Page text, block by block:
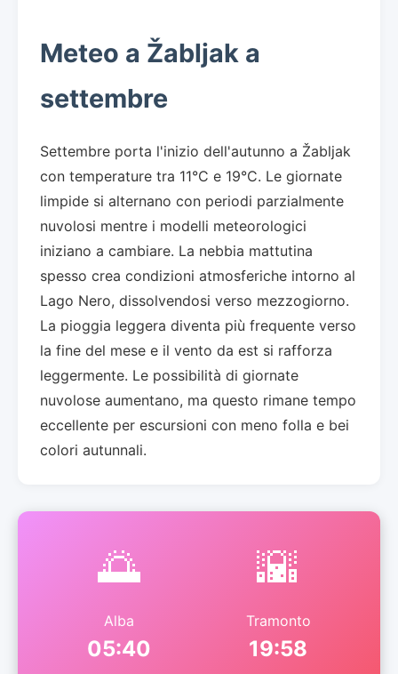
Meteo a Žabljak a
settembre
Settembre porta l'inizio dell'autunno a Žabljak
con temperature tra 11°C e 19°C. Le giornate
limpide si alternano con periodi parzialmente
nuvolosi mentre i modelli meteorologici
iniziano a cambiare. La nebbia mattutina
spesso crea condizioni atmosferiche intorno al
Lago Nero, dissolvendosi verso mezzogiorno.
La pioggia leggera diventa più frequente verso
la fine del mese e il vento da est si rafforza
leggermente. Le possibilità di giornate
nuvolose aumentano, ma questo rimane tempo
eccellente per escursioni con meno folla e bei
colori autunnali.
🌅
Alba
05:40
🌇
Tramonto
19:58